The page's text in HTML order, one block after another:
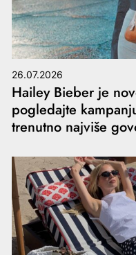
26.07.2026
Hailey Bieber je
pogledajte
trenutno najviše